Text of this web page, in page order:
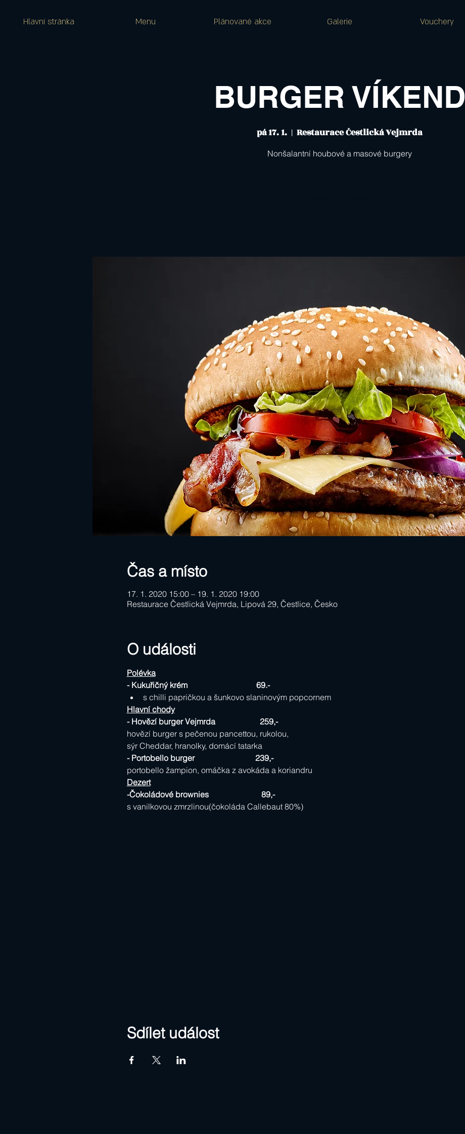
Hlavní stránka Menu Plánované akce Galerie Vouchery
BURGER VÍKEND
pá 17. 1.
  |
Restaurace Čestlická Vejmrda
Nonšalantní houbové a masové burgery
Čas a místo
17. 1. 2020 15:00 – 19. 1. 2020 19:00
Restaurace Čestlická Vejmrda, Lipová 29, Čestlice, Česko
O události
Polévka
- Kukuřičný krém                                  69.-
s chilli papričkou a šunkovo slaninovým popcornem
Hlavní chody
- Hovězí burger Vejmrda                      259,-
hovězí burger s pečenou pancettou, rukolou,
sýr Cheddar, hranolky, domácí tatarka
- Portobello burger                              239,-
portobello žampion, omáčka z avokáda a koriandru
Dezert
-Čokoládové brownies                          89,-
s vanilkovou zmrzlinou(čokoláda Callebaut 80%)
Sdílet událost